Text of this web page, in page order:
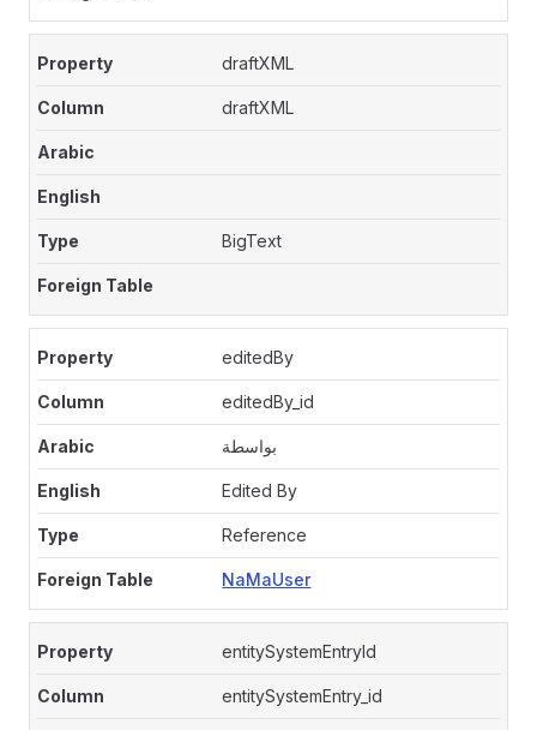
draftXML
draftXML
BigText
editedBy
editedBy_id
بواسطة
Edited By
Reference
NaMaUser
entitySystemEntryId
entitySystemEntry_id